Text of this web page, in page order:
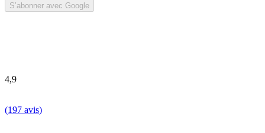
S’abonner avec Google
4,9
(197 avis)